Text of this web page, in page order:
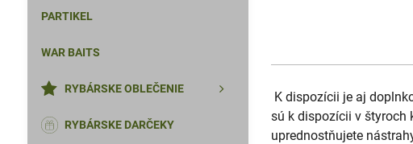
K dispozícii je aj
sú k dispozícii v štyroch
uprednostňujete
PARTIKEL
WAR BAITS
RYBÁRSKE OBLEČENIE
RYBÁRSKE DARČEKY